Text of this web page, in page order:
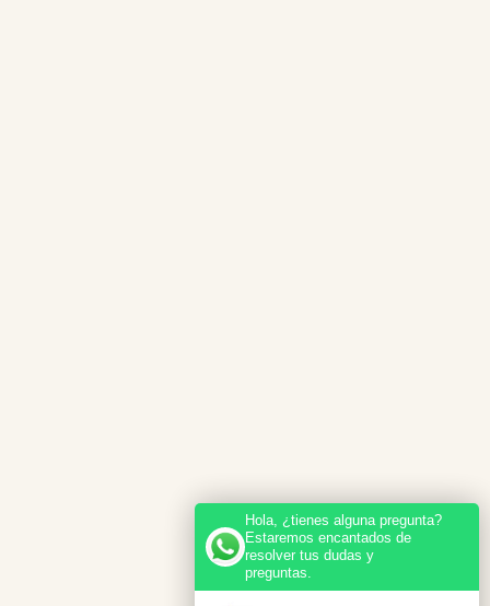
Hola, ¿tienes alguna pregunta?
Estaremos encantados de
resolver tus dudas y
preguntas.